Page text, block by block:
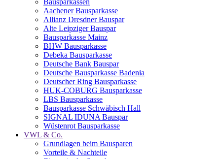
Bausparkassen
Aachener Bausparkasse
Allianz Dresdner Bauspar
Alte Leipziger Bauspar
Bausparkasse Mainz
BHW Bausparkasse
Debeka Bausparkasse
Deutsche Bank Bauspar
Deutsche Bausparkasse Badenia
Deutscher Ring Bausparkasse
HUK-COBURG Bausparkasse
LBS Bausparkasse
Bausparkasse Schwäbisch Hall
SIGNAL IDUNA Bauspar
Wüstenrot Bausparkasse
VWL & Co.
Grundlagen beim Bausparen
Vorteile & Nachteile